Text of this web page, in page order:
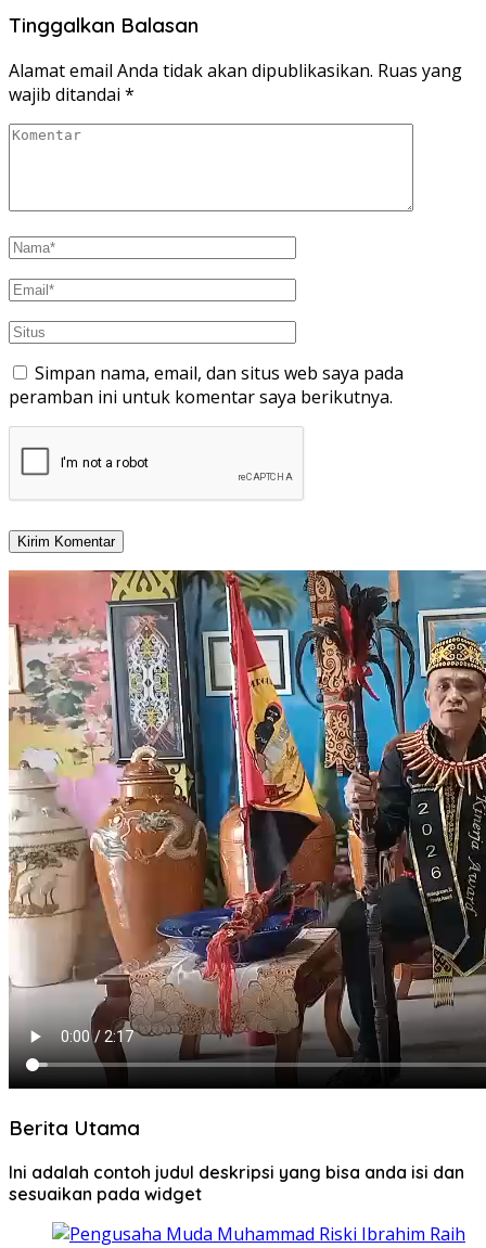
Tinggalkan Balasan
Alamat email Anda tidak akan dipublikasikan. Ruas yang
wajib ditandai *
Simpan nama, email, dan situs web saya pada
peramban ini untuk komentar saya berikutnya.
Berita Utama
Ini adalah contoh judul deskripsi yang bisa anda isi dan
sesuaikan pada widget